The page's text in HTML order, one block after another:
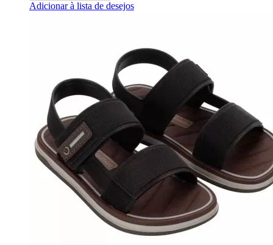
Adicionar à lista de desejos